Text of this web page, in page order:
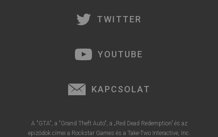
TWITTER
YOUTUBE
KAPCSOLAT
A "GTA", a "Grand Theft Auto", a „Red Dead Redemption” és az
epizódok címei a Rockstar Games és a Take-Two Interactive, Inc.